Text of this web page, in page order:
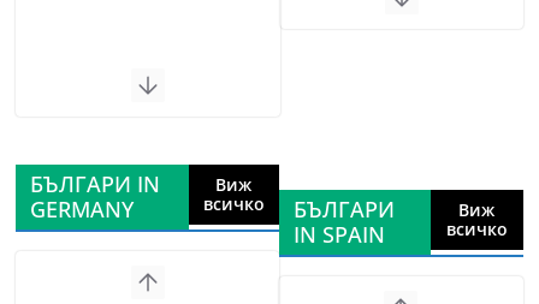
БЪЛГАРИ IN
GERMANY
Виж
всичко
БЪЛГАРИ
IN SPAIN
Виж
всичко